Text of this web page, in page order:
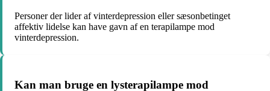
Personer der lider af vinterdepression eller sæsonbetinget
affektiv lidelse kan have gavn af en terapilampe mod
vinterdepression.
Kan man bruge en lysterapilampe mod